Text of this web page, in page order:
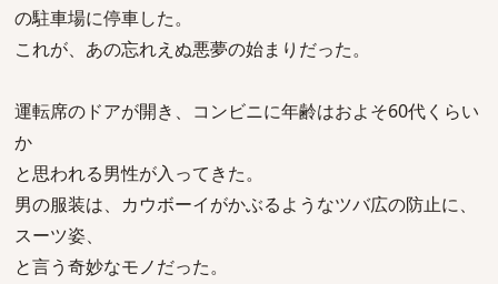
の駐車場に停車した。
これが、あの忘れえぬ悪夢の始まりだった。
運転席のドアが開き、コンビニに年齢はおよそ60代くらい
か
と思われる男性が入ってきた。
男の服装は、カウボーイがかぶるようなツバ広の防止に、
スーツ姿、
と言う奇妙なモノだった。